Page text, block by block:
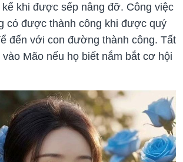
khi được sếp nâng đỡ. Công việc
có được thành công khi được quý
đến với con đường thành công. Tất
Mão nếu họ biết nắm bắt cơ hội